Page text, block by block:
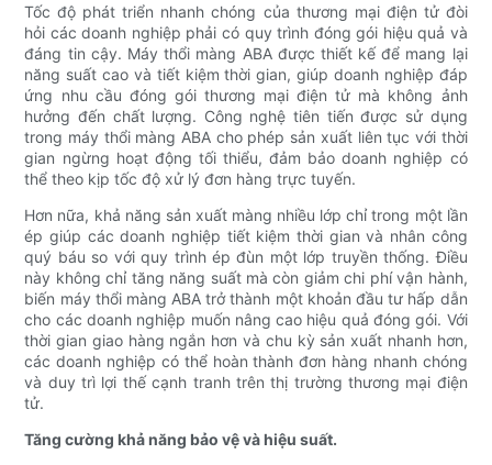
Tốc độ phát triển nhanh chóng của thương mại điện tử đòi
hỏi các doanh nghiệp phải có quy trình đóng gói hiệu quả và
đáng tin cậy. Máy thổi màng ABA được thiết kế để mang lại
năng suất cao và tiết kiệm thời gian, giúp doanh nghiệp đáp
ứng nhu cầu đóng gói thương mại điện tử mà không ảnh
hưởng đến chất lượng. Công nghệ tiên tiến được sử dụng
trong máy thổi màng ABA cho phép sản xuất liên tục với thời
gian ngừng hoạt động tối thiểu, đảm bảo doanh nghiệp có
thể theo kịp tốc độ xử lý đơn hàng trực tuyến.
Hơn nữa, khả năng sản xuất màng nhiều lớp chỉ trong một lần
ép giúp các doanh nghiệp tiết kiệm thời gian và nhân công
quý báu so với quy trình ép đùn một lớp truyền thống. Điều
này không chỉ tăng năng suất mà còn giảm chi phí vận hành,
biến máy thổi màng ABA trở thành một khoản đầu tư hấp dẫn
cho các doanh nghiệp muốn nâng cao hiệu quả đóng gói. Với
thời gian giao hàng ngắn hơn và chu kỳ sản xuất nhanh hơn,
các doanh nghiệp có thể hoàn thành đơn hàng nhanh chóng
và duy trì lợi thế cạnh tranh trên thị trường thương mại điện
tử.
Tăng cường khả năng bảo vệ và hiệu suất.